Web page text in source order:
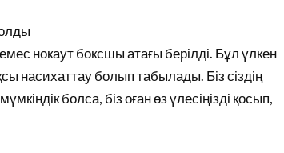
нокаут боксшы атағы берілді. Бұл үлкен
насихаттау болып табылады. Біз сіздің
болса, біз оған өз үлесіңізді қосып,